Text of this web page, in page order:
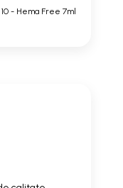
- Hema Free 7ml